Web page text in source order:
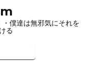
僕達は無邪気にそれを
る